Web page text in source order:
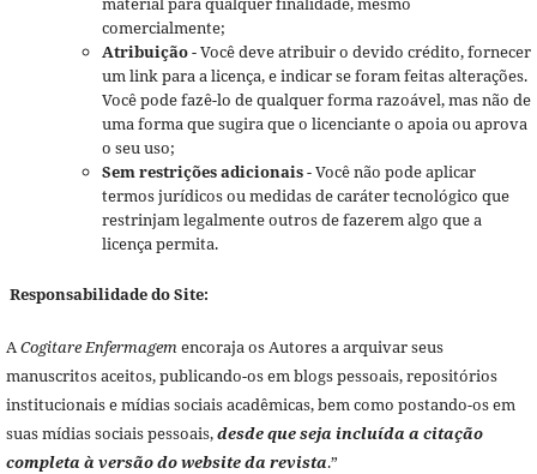
comercialmente;
Atribuição- Você deve atribuir o devido crédito, fornecer
um link para a licença, e indicar se foram feitas alterações.
Você pode fazê-lo de qualquer forma razoável, mas não de
uma forma que sugira que o licenciante o apoia ou aprova
o seu uso;
Sem restrições adicionais- Você não pode aplicar
termos jurídicos ou medidas de caráter tecnológico que
restrinjam legalmente outros de fazerem algo que a
licença permita.
Responsabilidade do Site:
ACogitare Enfermagemencoraja os Autores a arquivar seus
manuscritos aceitos, publicando-os em blogs pessoais, repositórios
institucionais e mídias sociais acadêmicas, bem como postando-os em
suas mídias sociais pessoais,desde que seja incluída a citação
completa à versão do website da revista.”